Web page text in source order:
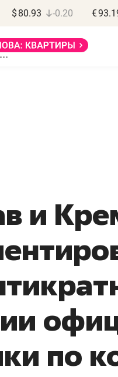
$ 80.93 -0.20 €
и
по
– найти
продукт»
топ-10* застройщиков
входит в Татарстан